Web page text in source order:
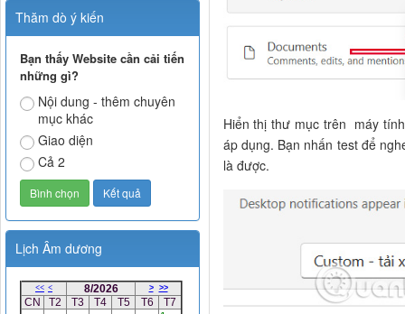
Hiển thị thư mục trên máy
áp dụng. Bạn nhấn test để
là được.
Thăm dò ý kiến
Bạn thấy Website cần cải tiến
những gì?
Nội dung - thêm chuyên
mục khác
Giao diện
Cả 2
Lịch Âm dương